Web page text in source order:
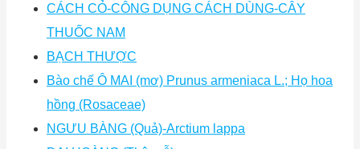
CÁCH CỎ-CÔNG DỤNG CÁCH DÙNG-CÂY
THUỐC NAM
BẠCH THƯỢC
Bào chế Ô MAI (mơ) Prunus armeniaca L.; Họ hoa
hồng (Rosaceae)
NGƯU BÀNG (Quả)-Arctium lappa